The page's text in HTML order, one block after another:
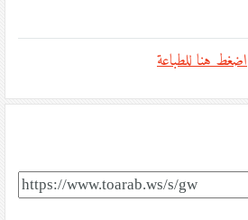
اضغط هنا للطباعة